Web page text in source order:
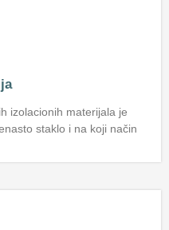
izolacionih materijala je
staklo i na koji način